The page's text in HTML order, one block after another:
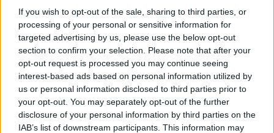
If you wish to opt-out of the sale, sharing to third parties, or
processing of your personal or sensitive information for
targeted advertising by us, please use the below opt-out
section to confirm your selection. Please note that after your
opt-out request is processed you may continue seeing
interest-based ads based on personal information utilized by
us or personal information disclosed to third parties prior to
your opt-out. You may separately opt-out of the further
disclosure of your personal information by third parties on the
IAB’s list of downstream participants. This information may
κοντά τη δουλειά των μαθητών.
Η συνεργασία με την τοπική αγορά και το
μήνυμα της ανακύκλωσης
Ιδιαίτερη αναφορά έγινε και στη συνεργασία με
το μεζεδοπωλείο «Παράταιρον» και τον ιδιοκτήτη
του, ο οποίος, όπως τονίστηκε, στηρίζει ενεργά την
ανακύκλωση και ειδικά τη συλλογή